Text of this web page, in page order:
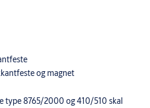
og magnet
type 8765/2000 og 410/510 skal